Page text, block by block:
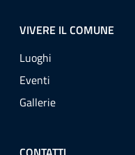
VIVERE IL COMUNE
Luoghi
Eventi
Gallerie